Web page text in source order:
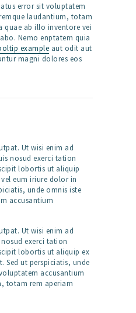
error sit voluptatem
laudantium, totam
quae ab illo inventore vei
Nemo enptatem quia
example aut odit aut
magni dolores eos
Ut wisi enim ad
nosud exerci tation
lobortis ut aliquip
eum iriure dolor in
unde omnis iste
accusantium
Ut wisi enim ad
exerci tation
lobortis ut aliquip ex
Sed ut perspiciatis, unde
accusantium
totam rem aperiam